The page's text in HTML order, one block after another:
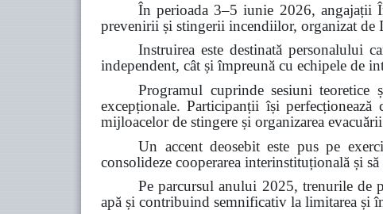
În perioada 3–5 iunie 2026, angajații
prevenirii și stingerii incendiilor, organizat de
Instruirea este destinată personalului
independent, cât și împreună cu echipele de
Programul cuprinde sesiuni teoretice
excepționale. Participanții își
mijloacelor de stingere și organizarea
Un accent deosebit este pus pe
consolideze cooperarea interinstituțională și
Pe parcursul anului 2025, trenurile de
apă și contribuind semnificativ la limitarea și